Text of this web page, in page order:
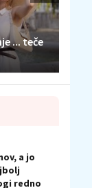
... teče
a jo
redno